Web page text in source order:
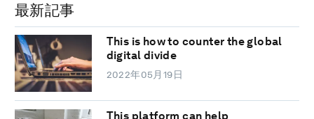
最新記事
This is how to counter the global
digital divide
2022年05月19日
This platform can help